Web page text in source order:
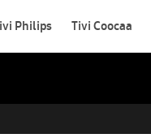
Philips Tivi Coocaa